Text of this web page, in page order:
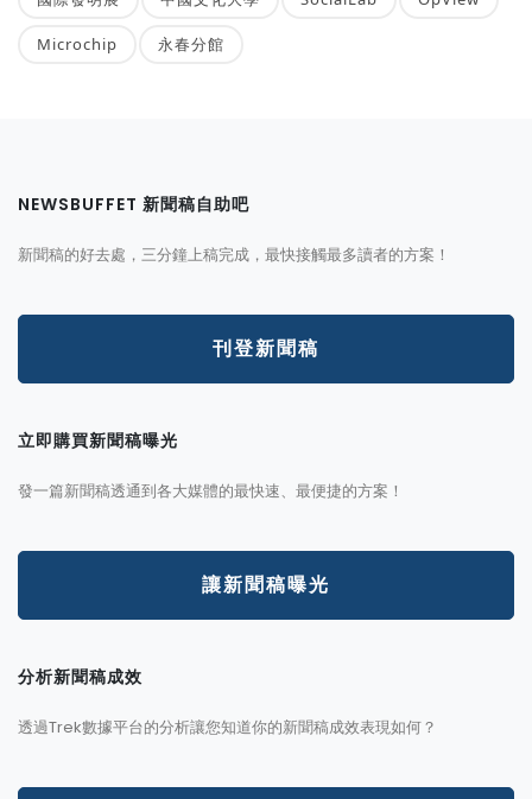
Microchip 永春分館
NEWSBUFFET 新聞稿自助吧
新聞稿的好去處，三分鐘上稿完成，最快接觸最多讀者的方案！
刊登新聞稿
立即購買新聞稿曝光
發一篇新聞稿透通到各大媒體的最快速、最便捷的方案！
讓新聞稿曝光
分析新聞稿成效
透過Trek數據平台的分析讓您知道你的新聞稿成效表現如何？